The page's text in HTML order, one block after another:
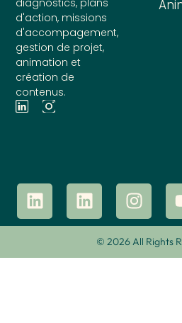
diagnostics, plans
d'action, missions
d'accompagement,
gestion de projet,
animation et
création de
contenus.
© 2026 All Rights